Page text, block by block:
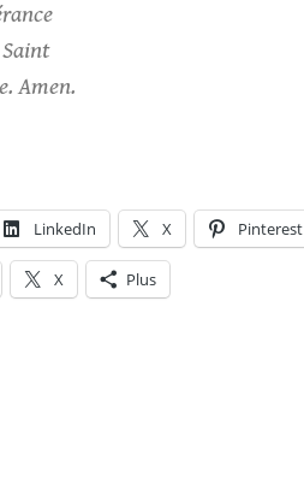
Amen.
LinkedIn X Pinterest
X Plus